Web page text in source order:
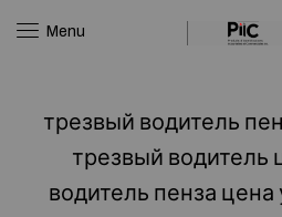
Menu
трезвый водитель
трезвый водитель
водитель пенза цена